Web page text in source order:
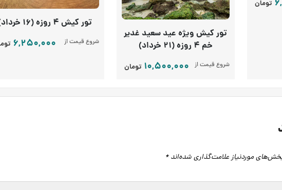
تومان
تور کیش ویژه عید سعید غدیر
خم 4 روزه (21 خرداد)
شروع قیمت از 10,500,000 تومان
تور کیش 4 روزه (16 خرداد)
شروع قیمت از 6,250,000
موردنیاز علامت‌گذاری شده‌اند*